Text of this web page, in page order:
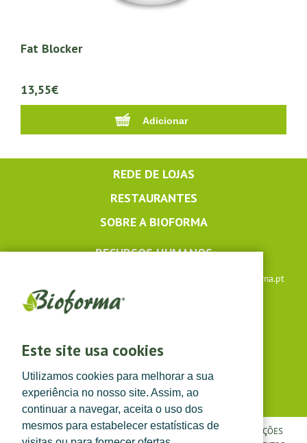
Este site usa cookies
Utilizamos cookies para melhorar a sua
experiência no nosso site. Assim, ao
continuar a navegar, aceita o uso dos
mesmos para estabelecer estatísticas de
Fat Blocker
13,55€
REDE DE LOJAS
RESTAURANTES
SOBRE A BIOFORMA
RECURSOS HUMANOS
lojaonline@bioforma.pt
(dias úteis das 8h30 às 13h e das 14h às 17h30)
POLÍTICA DE PRIVACIDADE|TERMOS E CONDIÇÕES
CONDIÇÕES